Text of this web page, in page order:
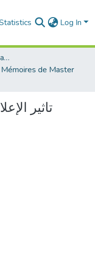
Log In
Faculté des Sciences Sociales
Mémoires de Master
تاثیر